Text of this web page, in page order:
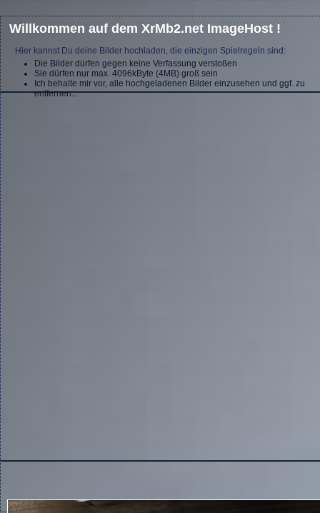
Willkommen auf dem XrMb2.net ImageHost !
Hier kannst Du deine Bilder hochladen, die einzigen Spielregeln sind:
Die Bilder dürfen gegen keine Verfassung verstoßen
Sie dürfen nur max. 4096kByte (4MB) groß sein
Ich behalte mir vor, alle hochgeladenen Bilder einzusehen und ggf. zu
entfernen...